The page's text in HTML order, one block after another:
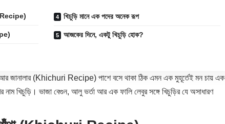
Recipe) খিচুড়ি মানে এক পদের অনেক রূপ
আজকের দিনে, একটু খিচুড়ি হোক?
জানালার (Khichuri Recipe) পাশে বসে থাকা ঠিক এমন এক মুহূর্তেই মন চায় এক
নাম খিচুড়ি। ভাজা বেগুন, আলু ভর্তা আর এক ফালি লেবুর সঙ্গে খিচুড়ির যে অসাধারণ